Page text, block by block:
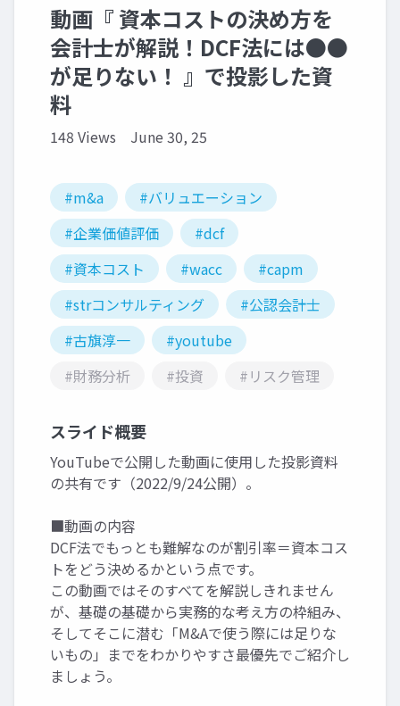
動画『 資本コストの決め方を
会計士が解説！DCF法には●●
が足りない！ 』で投影した資
料
148 Views June 30, 25
#m&a
#バリュエーション
#企業価値評価
#dcf
#資本コスト
#wacc
#capm
#strコンサルティング
#公認会計士
#古旗淳一
#youtube
#財務分析
#投資 #リスク管理
スライド概要
YouTubeで公開した動画に使用した投影資料
の共有です（2022/9/24公開）。
■動画の内容
DCF法でもっとも難解なのが割引率＝資本コス
トをどう決めるかという点です。
この動画ではそのすべてを解説しきれません
が、基礎の基礎から実務的な考え方の枠組み、
そしてそこに潜む「M&Aで使う際には足りな
いもの」までをわかりやすさ最優先でご紹介し
ましょう。